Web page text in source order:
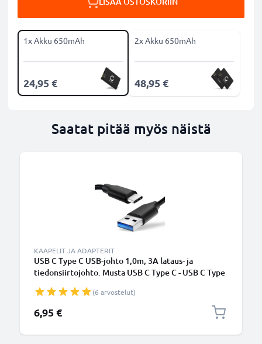
1x Akku 650mAh
24,95 €
2x Akku 650mAh
48,95 €
Saatat pitää myös näistä
KAAPELIT JA ADAPTERIT
USB C Type C USB-johto 1,0m, 3A lataus- ja
tiedonsiirtojohto. Musta USB C Type C - USB C Type
(6 arvostelut)
6,95 €